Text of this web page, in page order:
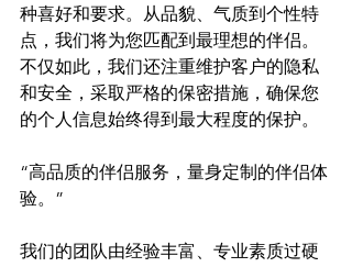
种喜好和要求。从品貌、气质到个性特
点，我们将为您匹配到最理想的伴侣。
不仅如此，我们还注重维护客户的隐私
和安全，采取严格的保密措施，确保您
“高品质的伴侣服务，量身定制的伴侣体
验。”
我们的团队由经验丰富、专业素质过硬